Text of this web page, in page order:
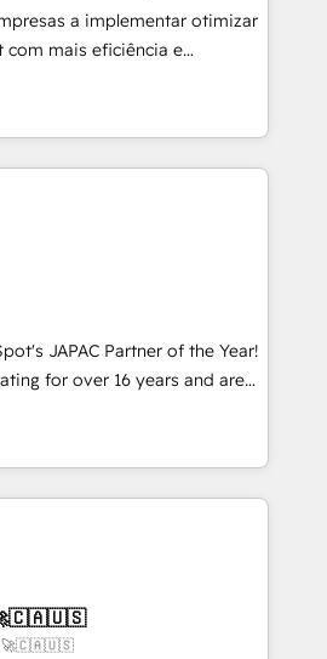
WhatsApp, email, paid
pipeline. 🤖 AI Custom
service triage, and
HubSpot. ⚡ Fast-Track
📍 São Paulo, BR
York, NY
a implementar otimizar
com mais eficiência e
Revenue
e Inteligência Artificial para
integrar sistemas organizar
operações. O objetivo é
conectando equipes
oficiais da HubSpot
globais permitindo
em reais com nota
economia de até 50% na
de IA especializados em
tarefas executam rotinas
utilizam a Nexforce. Somos
na América Latina e
de sucesso do cliente da
JAPAC Partner of the Year!
for over 16 years and are
experienced and technically
We specialise in
implementations,
CMS portal development,
Partner and we contribute
work
🚀🇨🇦🇺🇸
🚀🇨🇦🇺🇸